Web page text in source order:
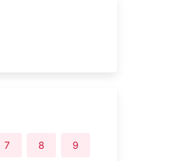
7 8 9